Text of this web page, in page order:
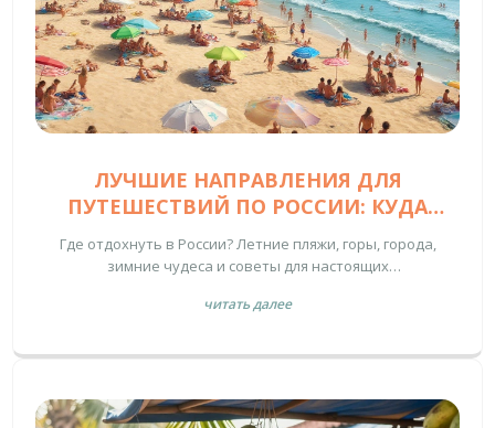
ЛУЧШИЕ НАПРАВЛЕНИЯ ДЛЯ
ПУТЕШЕСТВИЙ ПО РОССИИ: КУДА
ПОЕХАТЬ ЛЕТОМ И ЗИМОЙ
Где отдохнуть в России? Летние пляжи, горы, города,
зимние чудеса и советы для настоящих
читать далее